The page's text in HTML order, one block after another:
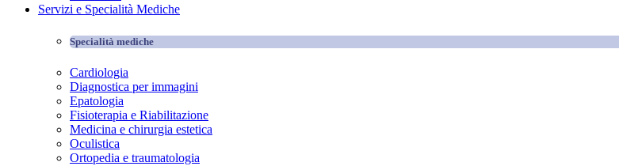
Servizi e Specialità Mediche
Specialità mediche
Cardiologia
Diagnostica per immagini
Epatologia
Fisioterapia e Riabilitazione
Medicina e chirurgia estetica
Oculistica
Ortopedia e traumatologia